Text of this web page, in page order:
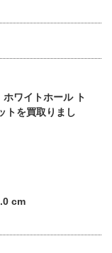
ワイトホール ト
トを買取りまし
cm